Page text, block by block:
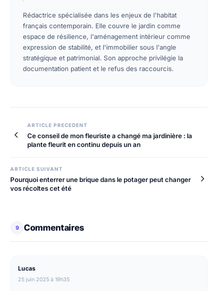
Rédactrice spécialisée dans les enjeux de l'habitat
français contemporain. Elle couvre le jardin comme
espace de résilience, l'aménagement intérieur comme
expression de stabilité, et l'immobilier sous l'angle
stratégique et patrimonial. Son approche privilégie la
documentation patient et le refus des raccourcis.
ARTICLE PRECEDENT
Ce conseil de mon fleuriste a changé ma jardinière : la
plante fleurit en continu depuis un an
ARTICLE SUIVANT
Pourquoi enterrer une brique dans le potager peut changer
vos récoltes cet été
9 Commentaires
Lucas
25 juin 2025 à 19h35